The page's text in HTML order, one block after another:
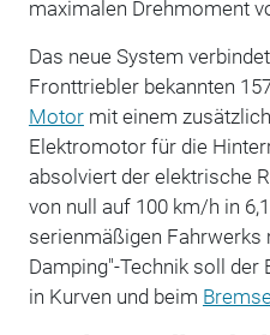
maximalen Drehmoment
Das neue System
Fronttriebler bekannten
Motormit einem
Elektromotor für die
absolviert der elektrische
von null auf 100 km/h in
serienmäßigen Fahrwerks
Damping"-Technik soll der
in Kurven und beim